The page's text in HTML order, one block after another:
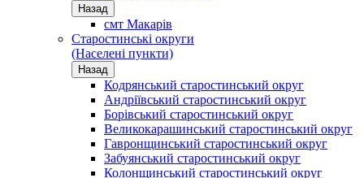
Назад
смт Макарів
Старостинські округи
(Населені пункти)
Назад
Кодрянський старостинський округ
Андріївський старостинський округ
Борівський старостинський округ
Великокарашинський старостинський округ
Гавронщинський старостинський округ
Забуянський старостинський округ
Колонщинський старостинський округ